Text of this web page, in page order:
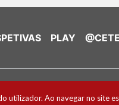
PLAY
Ao navegar no site